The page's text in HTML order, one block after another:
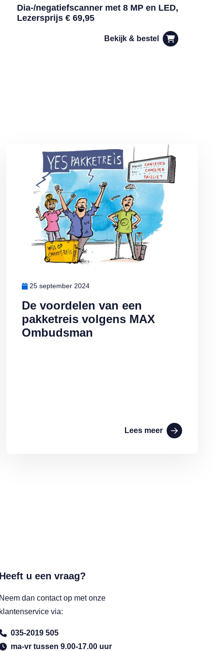
Dia-/negatiefscanner met 8 MP en LED,
Lezersprijs € 69,95
Bekijk & bestel
De voordelen van een
pakketreis volgens MAX
Ombudsman
25 september 2024
Lees meer
Lees meer over De voordelen van een pakketreis volgens MAX
u een vraag?
dan contact op met onze
via:
035-2019 505
ma-vr tussen 9.00-17.00 uur